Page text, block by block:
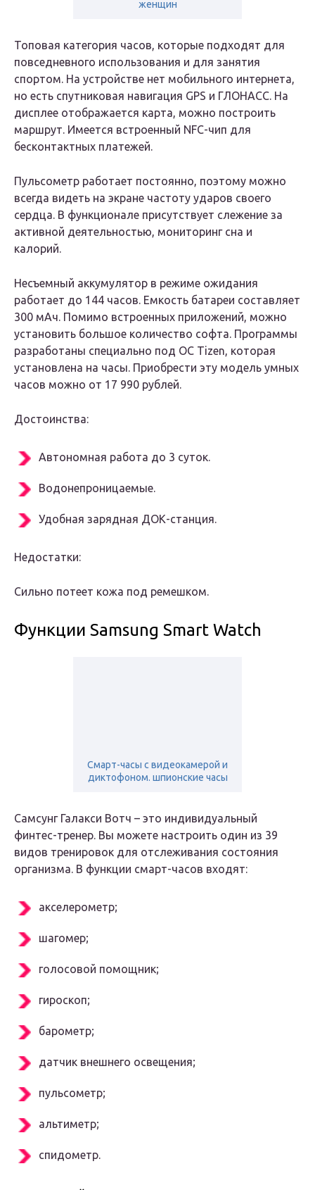
женщин
Топовая категория часов, которые подходят для
повседневного использования и для занятия
спортом. На устройстве нет мобильного интернета,
но есть спутниковая навигация GPS и ГЛОНАСС. На
дисплее отображается карта, можно построить
маршрут. Имеется встроенный NFC-чип для
бесконтактных платежей.
Пульсометр работает постоянно, поэтому можно
всегда видеть на экране частоту ударов своего
сердца. В функционале присутствует слежение за
активной деятельностью, мониторинг сна и
калорий.
Несъемный аккумулятор в режиме ожидания
работает до 144 часов. Емкость батареи составляет
300 мАч. Помимо встроенных приложений, можно
установить большое количество софта. Программы
разработаны специально под ОС Tizen, которая
установлена на часы. Приобрести эту модель умных
часов можно от 17 990 рублей.
Достоинства:
Автономная работа до 3 суток.
Водонепроницаемые.
Удобная зарядная ДОК-станция.
Недостатки:
Сильно потеет кожа под ремешком.
Функции Samsung Smart Watch
Смарт-часы с видеокамерой и
диктофоном. шпионские часы
Самсунг Галакси Вотч – это индивидуальный
финтес-тренер. Вы можете настроить один из 39
видов тренировок для отслеживания состояния
организма. В функции смарт-часов входят:
акселерометр;
шагомер;
голосовой помощник;
гироскоп;
барометр;
датчик внешнего освещения;
пульсометр;
альтиметр;
спидометр.